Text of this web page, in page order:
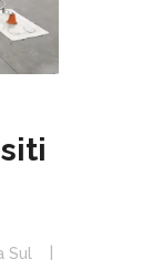
Sul